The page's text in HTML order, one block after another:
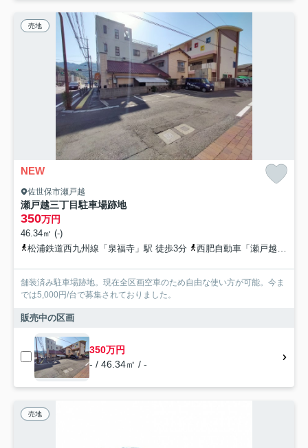
売地
NEW
佐世保市瀬戸越
瀬戸越三丁目駐車場跡地
350万円
46.34㎡ (-)
松浦鉄道西九州線「泉福寺」駅 徒歩3分
西肥自動車「瀬戸越」バス停下車 徒歩1分
舗装済み駐車場跡地。現在全区画空車のため自由な使い方が可能。今ま
では5,000円/台で募集されておりました。
販売中の区画
350万円
- / 46.34㎡ / -
売地